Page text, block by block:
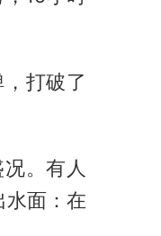
打破了
。有人
水面：在